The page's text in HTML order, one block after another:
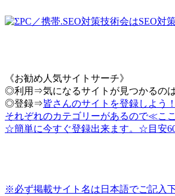
《お勧め人気サイトサーチ》
◎利用⇒気になるサイトが見つかるの
◎登録⇒皆さんのサイトを登録しよう！
それぞれのカテゴリーがあるので≪こ
☆簡単に今すぐ登録出来ます。☆目安
※必ず掲載サイト名は日本語でご記入下